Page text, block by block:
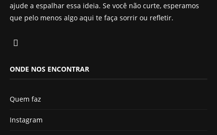
ajude a espalhar essa ideia. Se você não curte, esperamos
que pelo menos algo aqui te faça sorrir ou refletir.
ONDE NOS ENCONTRAR
Quem faz
Instagram